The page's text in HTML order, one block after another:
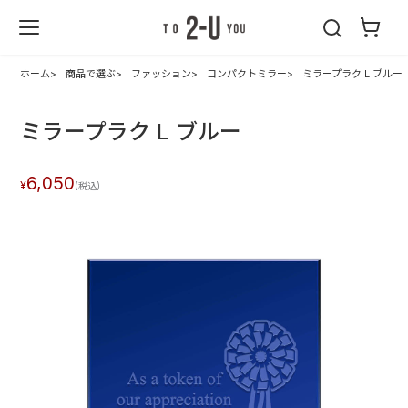
ホーム 商品で選ぶ ファッション コンパクトミラー ミラープラク L ブルー
ミラープラク L ブルー
6,050